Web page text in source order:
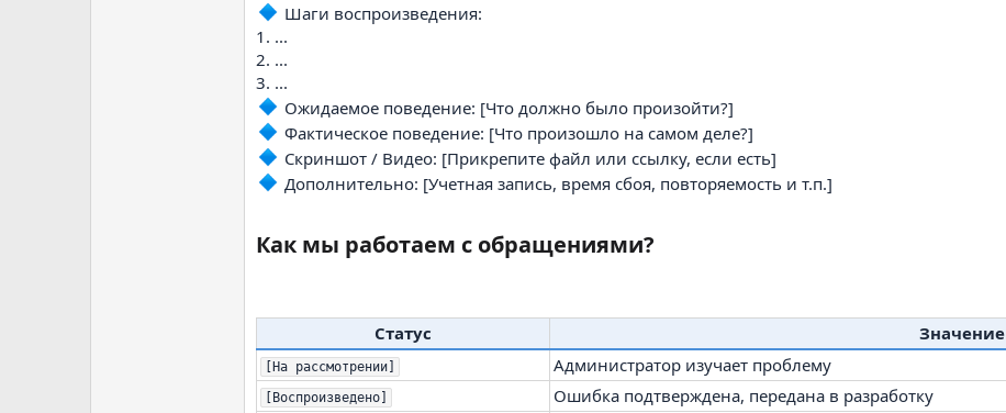
Шаги воспроизведения:
1. ...
2. ...
3. ...
Ожидаемое поведение: [Что должно было произойти?]
Фактическое поведение: [Что произошло на самом деле?]
Скриншот / Видео: [Прикрепите файл или ссылку, если есть]
Дополнительно: [Учетная запись, время сбоя, повторяемость и т.п.]
Как мы работаем с обращениями?
Статус Значение
[На рассмотрении] Администратор изучает проблему
[Воспроизведено] Ошибка подтверждена, передана в разработку